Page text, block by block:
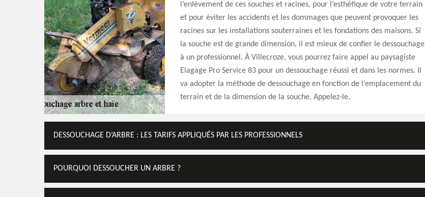
l’enlèvement de ces souches et racines, pour l’esthétique de votre terrain
et pour éviter les accidents et les dommages que peuvent provoquer les
racines sur les installations souterraines et les fondations des maisons. Si
la souche est de grande dimension, il est mieux de confier le dessouchage
à un professionnel. À Villecroze, vous pourrez faire appel au paysagiste
Elagage Pro Service 83 pour un dessouchage réussi et dans les normes. Il
va adopter la méthode de dessouchage en fonction de l’emplacement du
terrain et de la dimension de la souche. Appelez-le.
DESSOUCHAGE D’ARBRE : LES TARIFS APPLIQUÉS PAR LES PROFESSIONNELS
POURQUOI DESSOUCHER UN ARBRE ?